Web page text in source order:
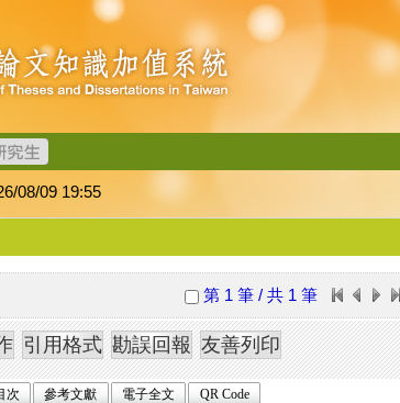
08/09 19:55
第 1 筆 / 共 1 筆
次 參考文獻 電子全文 QR Code